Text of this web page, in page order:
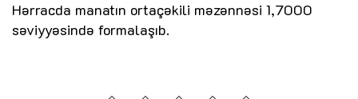
Hərracda manatın ortaçəkili məzənnəsi 1,7000
səviyyəsində formalaşıb.